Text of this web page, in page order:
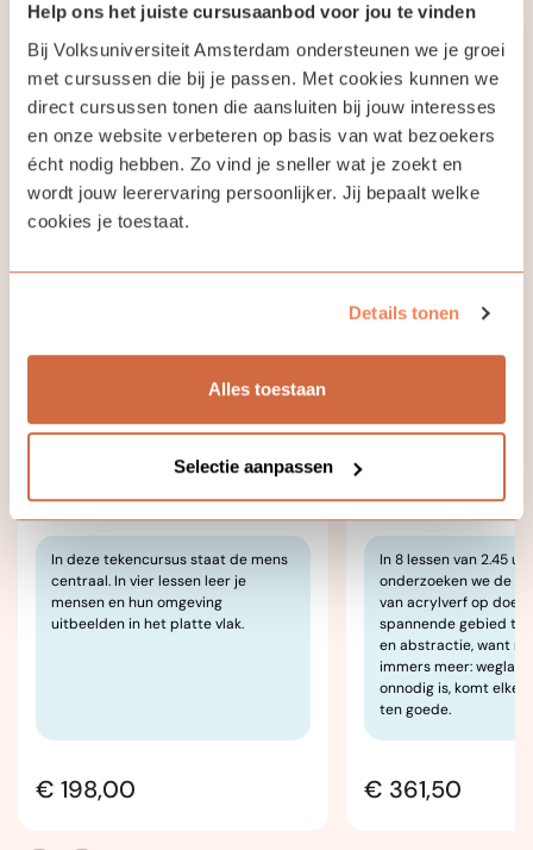
Help ons het juiste cursusaanbod voor jou te vinden
Bij Volksuniversiteit Amsterdam ondersteunen we je groei
met cursussen die bij je passen. Met cookies kunnen we
direct cursussen tonen die aansluiten bij jouw interesses
en onze website verbeteren op basis van wat bezoekers
écht nodig hebben. Zo vind je sneller wat je zoekt en
wordt jouw leerervaring persoonlijker. Jij bepaalt welke
cookies je toestaat.
Details tonen
Alles toestaan
Selectie aanpassen
Bekijk ook eens
hun omgeving (voor
beginners en
gevorderden)
In deze tekencursus staat de mens
centraal. In vier lessen leer je
mensen en hun omgeving
uitbeelden in het platte vlak.
€ 198,00
vermoeden
In 8 lessen van 2.45 uur
onderzoeken we de
van acrylverf op doek
spannende gebied
en abstractie, want
immers meer:
onnodig is, komt elke
ten goede.
€ 361,50